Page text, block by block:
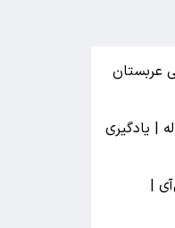
عربستان
معلم زن با شاگرد ۱۷ ساله | یادگیری
|